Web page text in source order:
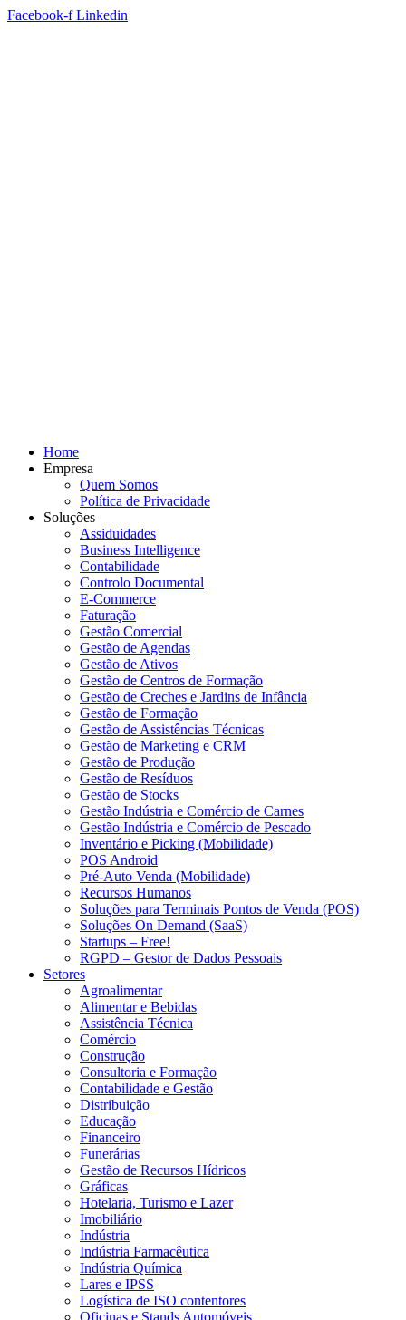
Facebook-f Linkedin
Home
Empresa
Quem Somos
Política de Privacidade
Soluções
Assiduidades
Business Intelligence
Contabilidade
Controlo Documental
E-Commerce
Faturação
Gestão Comercial
Gestão de Agendas
Gestão de Ativos
Gestão de Centros de Formação
Gestão de Creches e Jardins de Infância
Gestão de Formação
Gestão de Assistências Técnicas
Gestão de Marketing e CRM
Gestão de Produção
Gestão de Resíduos
Gestão de Stocks
Gestão Indústria e Comércio de Carnes
Gestão Indústria e Comércio de Pescado
Inventário e Picking (Mobilidade)
POS Android
Pré-Auto Venda (Mobilidade)
Recursos Humanos
Soluções para Terminais Pontos de Venda (POS)
Soluções On Demand (SaaS)
Startups – Free!
RGPD – Gestor de Dados Pessoais
Setores
Agroalimentar
Alimentar e Bebidas
Assistência Técnica
Comércio
Construção
Consultoria e Formação
Contabilidade e Gestão
Distribuição
Educação
Financeiro
Funerárias
Gestão de Recursos Hídricos
Gráficas
Hotelaria, Turismo e Lazer
Imobiliário
Indústria
Indústria Farmacêutica
Indústria Química
Lares e IPSS
Logística de ISO contentores
Oficinas e Stands Automóveis